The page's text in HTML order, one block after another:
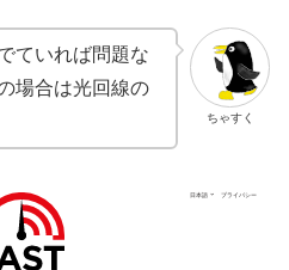
ちゃすく
ていれば問題な
場合は光回線の